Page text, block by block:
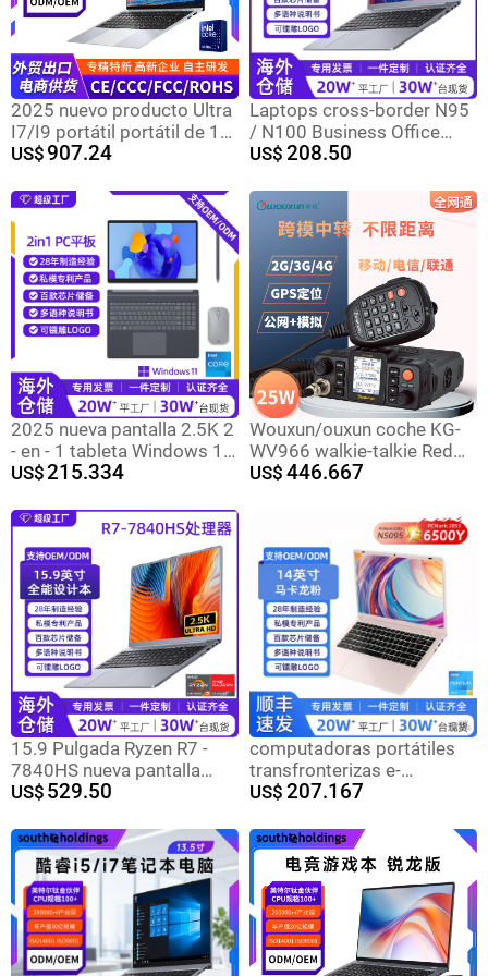
2025 nuevo producto Ultra
I7/I9 portátil portátil de 14
pulgadas de alto
delgado y ligero laptops
US$907.24
Laptops cross-border N95
/ N100 Business Office
15.6 "Light Laptops
US$ 208.50
2025 nueva pantalla 2.5K 2
- en - 1 tableta Windows 10
/ 11 pulgadas pequeña
delgada
US$215.334
Wouxun/ouxun coche KG-
WV966 walkie-talkie Red
Pública 4G plataforma de
auto-conducción estación
de radio de viaje
US$ 446.667
15.9 Pulgada Ryzen R7 -
7840HS nueva pantalla
2.5K AMD de gama alta
delgada y ligera fábrica de
fuente
US$ 529.50
computadoras portátiles
transfronterizas e-
commerce ligero portátil
de negocios de oficina
fábrica de computadoras
portátiles venta directa
US$ 207.167